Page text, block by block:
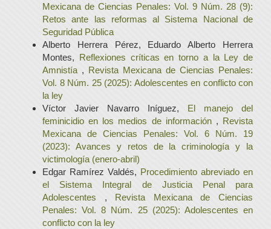
Mexicana de Ciencias Penales: Vol. 9 Núm. 28 (9):
Retos ante las reformas al Sistema Nacional de
Seguridad Pública
Alberto Herrera Pérez, Eduardo Alberto Herrera
Montes, Reflexiones críticas en torno a la Ley de
Amnistía , Revista Mexicana de Ciencias Penales:
Vol. 8 Núm. 25 (2025): Adolescentes en conflicto con
la ley
Víctor Javier Navarro Iníguez, El manejo del
feminicidio en los medios de información , Revista
Mexicana de Ciencias Penales: Vol. 6 Núm. 19
(2023): Avances y retos de la criminología y la
victimología (enero-abril)
Edgar Ramírez Valdés, Procedimiento abreviado en
el Sistema Integral de Justicia Penal para
Adolescentes , Revista Mexicana de Ciencias
Penales: Vol. 8 Núm. 25 (2025): Adolescentes en
conflicto con la ley